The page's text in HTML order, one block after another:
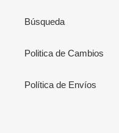
Búsqueda
Politica de Cambios
Política de Envíos